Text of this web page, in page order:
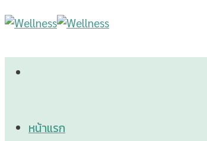
Skip
to
หน้าแรก